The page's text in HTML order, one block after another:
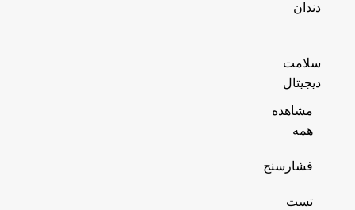
دندان
سلامت
دیجیتال
مشاهده
همه
فشارسنج
تست